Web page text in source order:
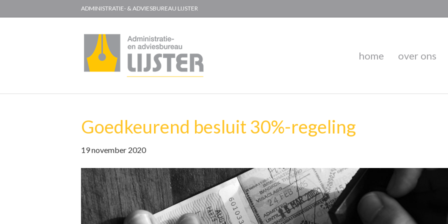
ADMINISTRATIE- & ADVIESBUREAU LIJSTER
home over ons
Goedkeurend besluit 30%-regeling
19 november 2020